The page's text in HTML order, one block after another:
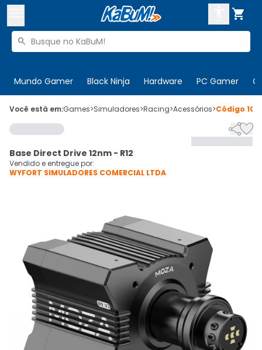

Buscar produtos

Mundo Gamer Black Ninja Hardware PC Gamer
 Olá. Acesse sua conta
 Departamentos
Cupons
CADASTRE-SE
Você está em:Games>Simuladores>Racing>Acessórios>Código

Base Direct Drive 12nm - R12
Vendido e entregue por:
WYFORT SIMULADORES COMERCIAL LTDA